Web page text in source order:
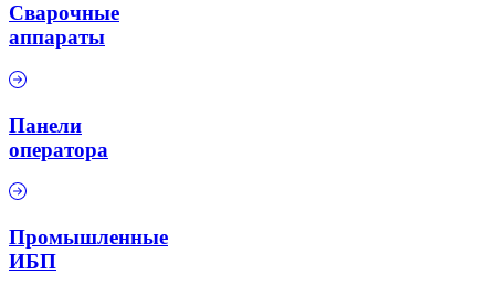
Сварочные
аппараты
Панели
оператора
Промышленные
ИБП